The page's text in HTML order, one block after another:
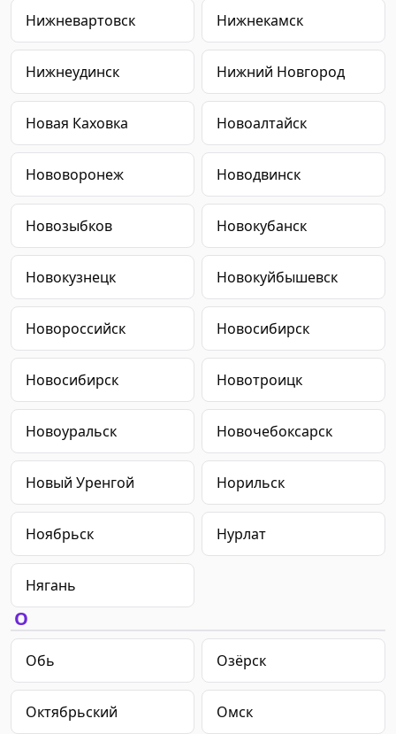
Нижневартовск Нижнекамск
Нижнеудинск Нижний Новгород
Новая Каховка Новоалтайск
Нововоронеж Новодвинск
Новозыбков Новокубанск
Новокузнецк Новокуйбышевск
Новороссийск Новосибирск
Новосибирск Новотроицк
Новоуральск Новочебоксарск
Новый Уренгой Норильск
Ноябрьск Нурлат
Нягань
О
Обь Озёрск
Октябрьский Омск